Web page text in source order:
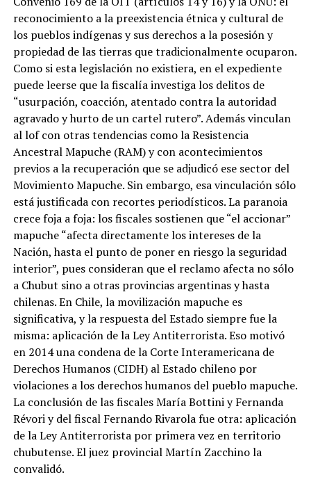
reconocimiento a la preexistencia étnica y cultural de
los pueblos indígenas y sus derechos a la posesión y
propiedad de las tierras que tradicionalmente ocuparon.
Como si esta legislación no existiera, en el expediente
puede leerse que la fiscalía investiga los delitos de
“usurpación, coacción, atentado contra la autoridad
agravado y hurto de un cartel rutero”. Además vinculan
al lof con otras tendencias como la Resistencia
Ancestral Mapuche (RAM) y con acontecimientos
previos a la recuperación que se adjudicó ese sector del
Movimiento Mapuche. Sin embargo, esa vinculación sólo
está justificada con recortes periodísticos. La paranoia
crece foja a foja: los fiscales sostienen que “el accionar”
mapuche “afecta directamente los intereses de la
Nación, hasta el punto de poner en riesgo la seguridad
interior”, pues consideran que el reclamo afecta no sólo
a Chubut sino a otras provincias argentinas y hasta
chilenas. En Chile, la movilización mapuche es
significativa, y la respuesta del Estado siempre fue la
misma: aplicación de la Ley Antiterrorista. Eso motivó
en 2014 una condena de la Corte Interamericana de
Derechos Humanos (CIDH) al Estado chileno por
violaciones a los derechos humanos del pueblo mapuche.
La conclusión de las fiscales María Bottini y Fernanda
Révori y del fiscal Fernando Rivarola fue otra: aplicación
de la Ley Antiterrorista por primera vez en territorio
chubutense. El juez provincial Martín Zacchino la
convalidó.